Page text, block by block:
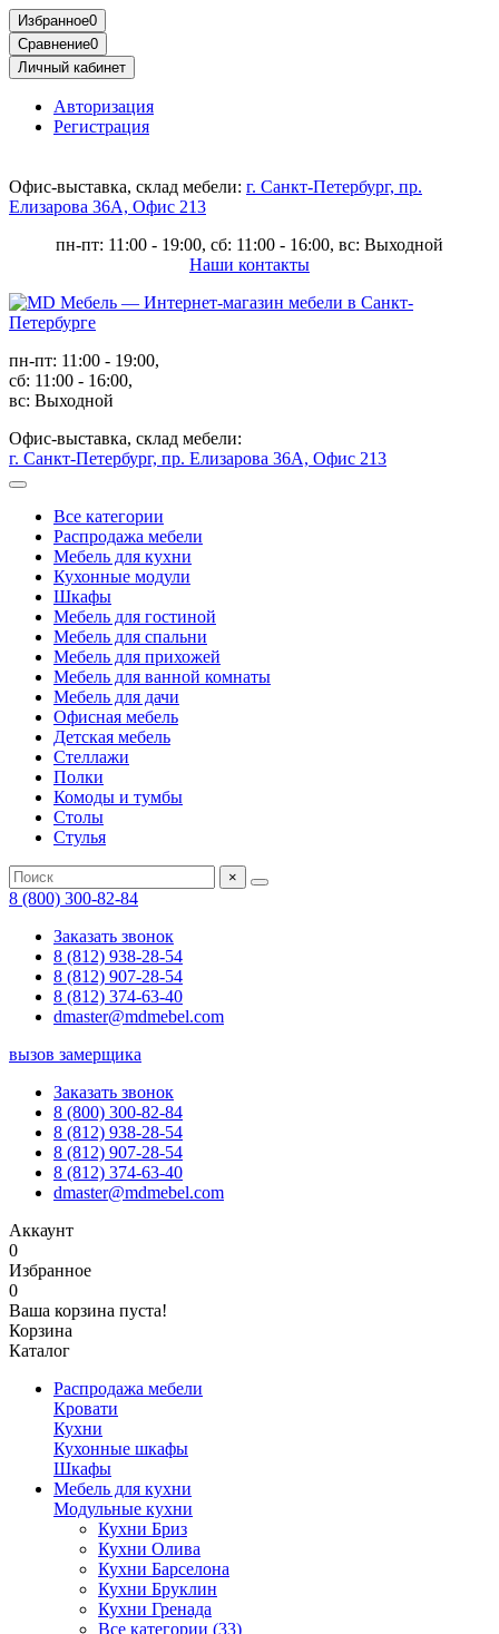
Избранное0
Сравнение0
Личный кабинет
Авторизация
Регистрация
Офис-выставка, склад мебели: г. Санкт-Петербург, пр.
Елизарова 36А, Офис 213
пн-пт: 11:00 - 19:00, сб: 11:00 - 16:00, вс: Выходной
Наши контакты
пн-пт: 11:00 - 19:00,
сб: 11:00 - 16:00,
вс: Выходной
Офис-выставка, склад мебели:
г. Санкт-Петербург, пр. Елизарова 36А, Офис 213
Все категории
Распродажа мебели
Мебель для кухни
Кухонные модули
Шкафы
Мебель для гостиной
Мебель для спальни
Мебель для прихожей
Мебель для ванной комнаты
Мебель для дачи
Офисная мебель
Детская мебель
Стеллажи
Полки
Комоды и тумбы
Столы
Стулья
×
8 (800) 300-82-84
Заказать звонок
8 (812) 938-28-54
8 (812) 907-28-54
8 (812) 374-63-40
dmaster@mdmebel.com
вызов замерщика
Заказать звонок
8 (800) 300-82-84
8 (812) 938-28-54
8 (812) 907-28-54
8 (812) 374-63-40
dmaster@mdmebel.com
Аккаунт
0
Избранное
0
Ваша корзина пуста!
Корзина
Каталог
Распродажа мебели
Кровати
Кухни
Кухонные шкафы
Шкафы
Мебель для кухни
Модульные кухни
Кухни Бриз
Кухни Олива
Кухни Барселона
Кухни Бруклин
Кухни Гренада
Все категории (33)